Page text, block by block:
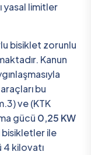
yasal limitler
bisiklet zorunlu
Kanun
bu
ve (KTK
gücü 0,25 KW
bisikletler ile
4 kilovatı